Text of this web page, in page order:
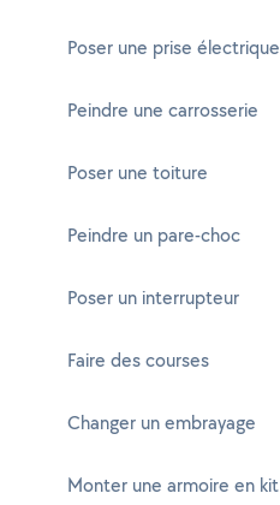
Poser une prise électrique
Peindre une carrosserie
Poser une toiture
Peindre un pare-choc
Poser un interrupteur
Faire des courses
Changer un embrayage
Monter une armoire en kit